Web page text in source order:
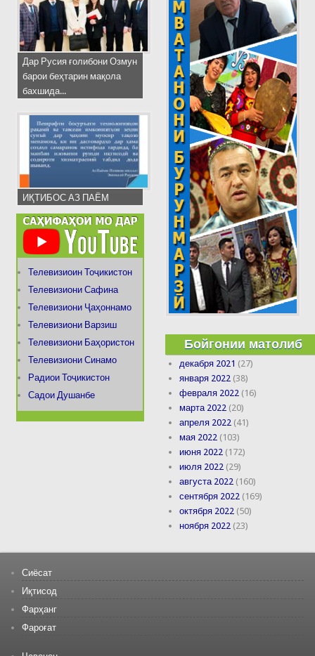
Дар Русия ғолибони Озмун
барои беҳтарин мақола
бахшида...
ИҚТИБОС АЗ ПАЁМ
Телевизиоин Тоҷикистон
Телевизиони Сафина
Телевизиони Ҷаҳоннамо
Телевизиони Варзиш
Телевизиони Баҳористон
Телевизиони Синамо
Радиои Тоҷикистон
Садои Душанбе
Бойгонии матолиб
декабря 2021 (27)
января 2022 (38)
февраля 2022 (16)
марта 2022 (20)
апреля 2022 (41)
мая 2022 (103)
июня 2022 (172)
июля 2022 (29)
августа 2022 (160)
сентября 2022 (169)
октября 2022 (50)
ноября 2022 (23)
Сиёсат
Иқтисод
Фарҳанг
Фароғат